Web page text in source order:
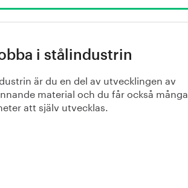
i stålindustrin
är du en del av utvecklingen av
material och du får också många
att själv utvecklas.